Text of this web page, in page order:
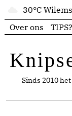
30°C
Over ons
TIPS?
Sinds 2010